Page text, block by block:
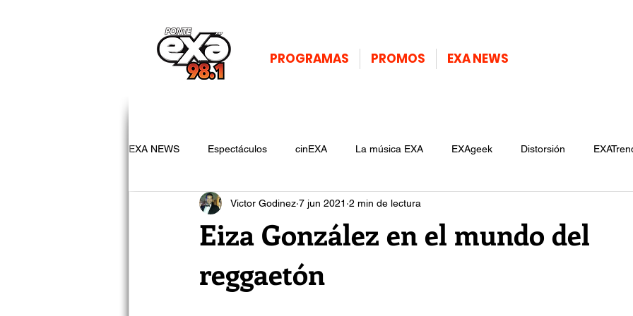
PROGRAMAS PROMOS EXA NEWS
EXA NEWS Espectáculos cinEXA La música EXA EXAgeek Distorsión
Eiza González en el mundo del
reggaetón
Victor Godinez 7 jun 2021 2 min de lectura